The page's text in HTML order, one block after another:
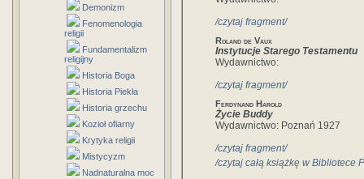
Demonizm
Fenomenologia
religii
Fundamentalizm
religijny
Historia Boga
Historia Piekła
Historia grzechu
Kozioł ofiarny
Krytyka religii
Mistycyzm
Nadnaturalna moc
/czytaj fragment/
Roland de Vaux
Instytucje Starego Testamentu
Wydawnictwo:
/czytaj fragment/
Ferdynand Harold
Życie Buddy
Wydawnictwo: Poznań 1927
/czytaj fragment/
/czytaj całą książkę w Bibliotece